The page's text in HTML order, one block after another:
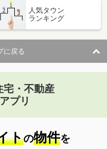
人気タウン
ランキング
に戻る
宅・不動産
アプリ
トの物件を